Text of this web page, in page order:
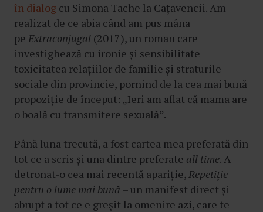
în dialog cu Simona Tache la Cațavencii. Am
realizat de ce abia când am pus mâna
pe Extraconjugal (2017), un roman care
investighează cu ironie și sensibilitate
toxicitatea relațiilor de familie și straturile
sociale din provincie, pornind de la cea mai bună
propoziție de început: „Ieri am aflat că mama are
o boală cu transmitere sexuală”.
Până luna trecută, a fost cartea mea preferată din
tot ce a scris și una dintre preferate all time. A
detronat-o cea mai recentă apariție,Repetiție
pentru o lume mai bună – un manifest direct și
abrupt a tot ce e greșit la omenire azi, care te